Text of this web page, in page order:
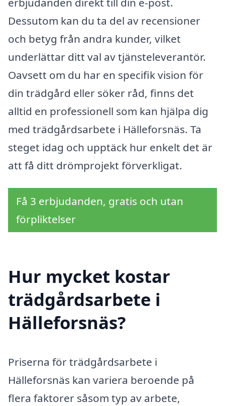
Dessutom kan du ta del av recensioner
och betyg från andra kunder, vilket
underlättar ditt val av tjänsteleverantör.
Oavsett om du har en specifik vision för
din trädgård eller söker råd, finns det
alltid en professionell som kan hjälpa dig
med trädgårdsarbete i Hälleforsnäs. Ta
steget idag och upptäck hur enkelt det är
att få ditt drömprojekt förverkligat.
Få 3 erbjudanden, gratis och utan
förpliktelser
Hur mycket kostar
trädgårdsarbete i
Hälleforsnäs?
Priserna för trädgårdsarbete i
Hälleforsnäs kan variera beroende på
flera faktorer såsom typ av arbete,